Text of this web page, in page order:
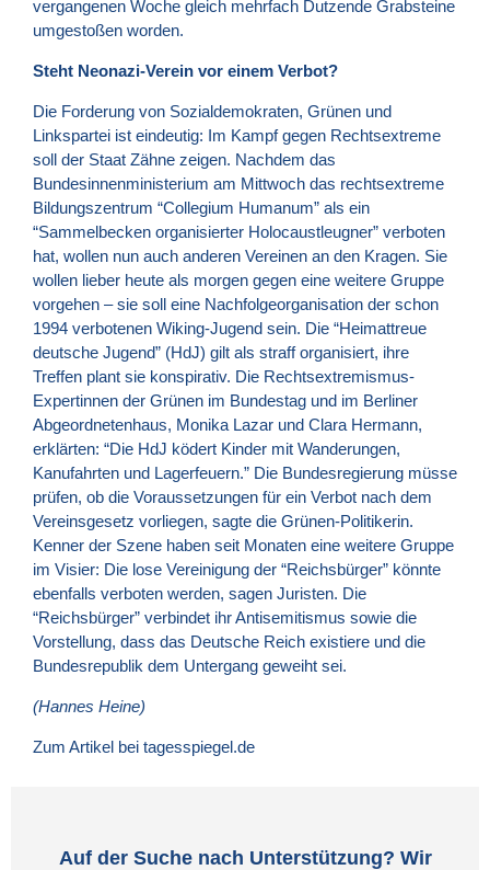
vergangenen Woche gleich mehrfach Dutzende Grabsteine
umgestoßen worden.
Steht Neonazi-Verein vor einem Verbot?
Die Forderung von Sozialdemokraten, Grünen und
Linkspartei ist eindeutig: Im Kampf gegen Rechtsextreme
soll der Staat Zähne zeigen. Nachdem das
Bundesinnenministerium am Mittwoch das rechtsextreme
Bildungszentrum “Collegium Humanum” als ein
“Sammelbecken organisierter Holocaustleugner” verboten
hat, wollen nun auch anderen Vereinen an den Kragen. Sie
wollen lieber heute als morgen gegen eine weitere Gruppe
vorgehen – sie soll eine Nachfolgeorganisation der schon
1994 verbotenen Wiking-Jugend sein. Die “Heimattreue
deutsche Jugend” (HdJ) gilt als straff organisiert, ihre
Treffen plant sie konspirativ. Die Rechtsextremismus-
Expertinnen der Grünen im Bundestag und im Berliner
Abgeordnetenhaus, Monika Lazar und Clara Hermann,
erklärten: “Die HdJ ködert Kinder mit Wanderungen,
Kanufahrten und Lagerfeuern.” Die Bundesregierung müsse
prüfen, ob die Voraussetzungen für ein Verbot nach dem
Vereinsgesetz vorliegen, sagte die Grünen-Politikerin.
Kenner der Szene haben seit Monaten eine weitere Gruppe
im Visier: Die lose Vereinigung der “Reichsbürger” könnte
ebenfalls verboten werden, sagen Juristen. Die
“Reichsbürger” verbindet ihr Antisemitismus sowie die
Vorstellung, dass das Deutsche Reich existiere und die
Bundesrepublik dem Untergang geweiht sei.
(Hannes Heine)
Zum Artikel bei tagesspiegel.de
Auf der Suche nach Unterstützung? Wir